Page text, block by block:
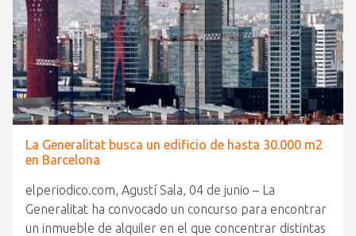
La Generalitat busca un edificio de hasta 30.000 m2
en Barcelona
elperiodico.com, Agustí Sala, 04 de junio – La
Generalitat ha convocado un concurso para encontrar
un inmueble de alquiler en el que concentrar distintas